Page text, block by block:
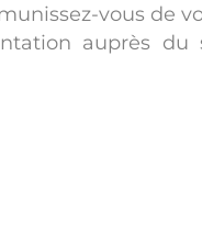
vous de
auprès